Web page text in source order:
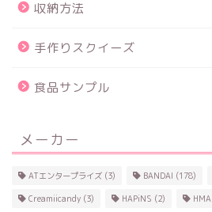
収納方法
手作りスクイーズ
食品サンプル
メーカー
ATエンタープライズ (3) BANDAI (178)
Creamiicandy (3) HAPiNS (2) HMA